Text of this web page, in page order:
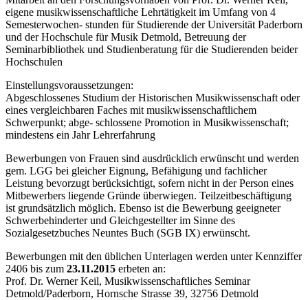
eigene musikwissenschaftliche Lehrtätigkeit im Umfang von 4
Semesterwochen- stunden für Studierende der Universität Paderborn
und der Hochschule für Musik Detmold, Betreuung der
Seminarbibliothek und Studienberatung für die Studierenden beider
Hochschulen
Einstellungsvoraussetzungen:
Abgeschlossenes Studium der Historischen Musikwissenschaft oder
eines vergleichbaren Faches mit musikwissenschaftlichem
Schwerpunkt; abge- schlossene Promotion in Musikwissenschaft;
mindestens ein Jahr Lehrerfahrung
Bewerbungen von Frauen sind ausdrücklich erwünscht und werden
gem. LGG bei gleicher Eignung, Befähigung und fachlicher
Leistung bevorzugt berücksichtigt, sofern nicht in der Person eines
Mitbewerbers liegende Gründe überwiegen. Teilzeitbeschäftigung
ist grundsätzlich möglich. Ebenso ist die Bewerbung geeigneter
Schwerbehinderter und Gleichgestellter im Sinne des
Sozialgesetzbuches Neuntes Buch (SGB IX) erwünscht.
Bewerbungen mit den üblichen Unterlagen werden unter Kennziffer
2406 bis zum 23.11.2015 erbeten an:
Prof. Dr. Werner Keil, Musikwissenschaftliches Seminar
Detmold/Paderborn, Hornsche Strasse 39, 32756 Detmold